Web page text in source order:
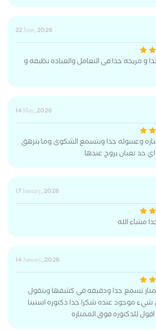
22 June, 2026
و مريحه جدا فى التعامل والعياده نظيفه و
14 May, 2026
وعسوله جدا وبتسمع الشكوى وما بتزهق
اي حد تعبان يروح عندها
17 January, 2026
مشاء الله
14 January, 2026
تسمع جدا ودقيقه في كشفها وبتقول
موجود عنده شكرا جدا دكتوره استينا
اقول للدكتوره فوق الممتازه